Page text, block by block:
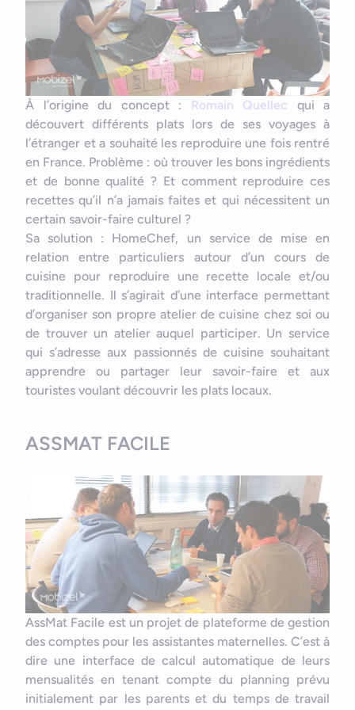
À l’origine du concept : Romain Quellec qui a
découvert différents plats lors de ses voyages à
l’étranger et a souhaité les reproduire une fois rentré
en France. Problème : où trouver les bons ingrédients
et de bonne qualité ? Et comment reproduire ces
recettes qu’il n’a jamais faites et qui nécessitent un
certain savoir-faire culturel ?
Sa solution : HomeChef, un service de mise en
relation entre particuliers autour d’un cours de
cuisine pour reproduire une recette locale et/ou
traditionnelle. Il s’agirait d’une interface permettant
d’organiser son propre atelier de cuisine chez soi ou
de trouver un atelier auquel participer. Un service
qui s’adresse aux passionnés de cuisine souhaitant
apprendre ou partager leur savoir-faire et aux
touristes voulant découvrir les plats locaux.
ASSMAT FACILE
AssMat Facile est un projet de plateforme de gestion
des comptes pour les assistantes maternelles. C’est à
dire une interface de calcul automatique de leurs
mensualités en tenant compte du planning prévu
initialement par les parents et du temps de travail